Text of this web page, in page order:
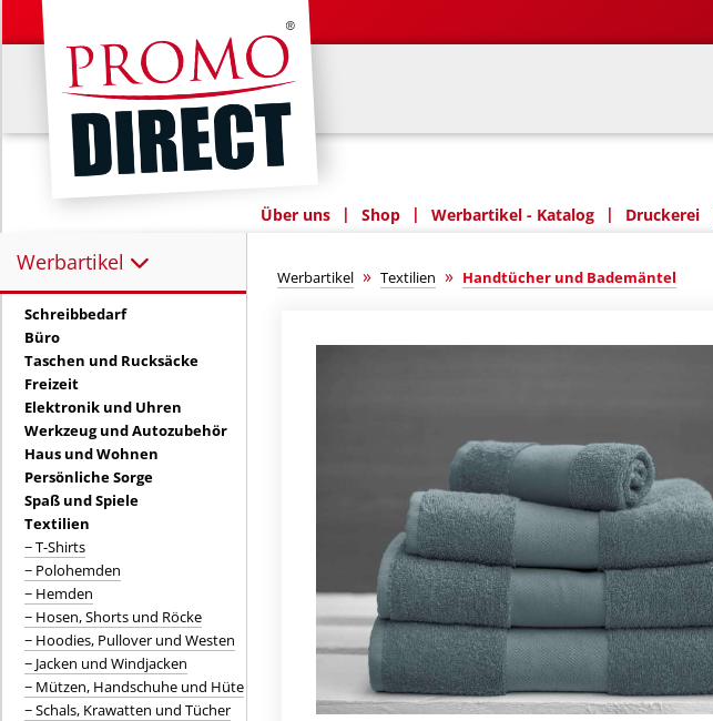
Über uns | Shop | Werbartikel - Katalog | Druckerei
Werbartikel
Werbartikel:
Schreibbedarf
Büro
Taschen und Rucksäcke
Freizeit
Elektronik und Uhren
Werkzeug und Autozubehör
Haus und Wohnen
Persönliche Sorge
Spaß und Spiele
Textilien
− T-Shirts
− Polohemden
− Hemden
− Hosen, Shorts und Röcke
− Hoodies, Pullover und Westen
− Jacken und Windjacken
− Mützen, Handschuhe und Hüte
− Schals, Krawatten und Tücher
Werbartikel » Textilien » Handtücher und Bademäntel